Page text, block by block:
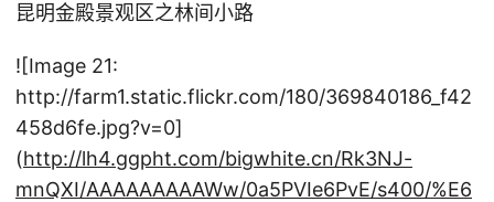
昆明金殿景观区之林间小路
![Image 21:
http://farm1.static.flickr.com/180/369840186_f42
458d6fe.jpg?v=0]
(http://lh4.ggpht.com/bigwhite.cn/Rk3NJ-
mnQXI/AAAAAAAAAWw/0a5PVIe6PvE/s400/%E6